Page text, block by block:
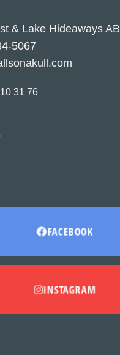
& Lake Hideaways AB
5067
31 76
FACEBOOK
INSTAGRAM